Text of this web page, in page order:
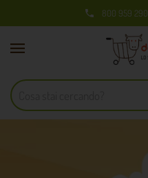
 800 959 290